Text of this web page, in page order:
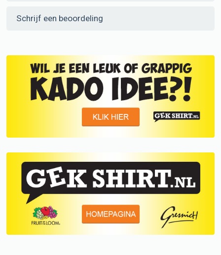
Schrijf een beoordeling